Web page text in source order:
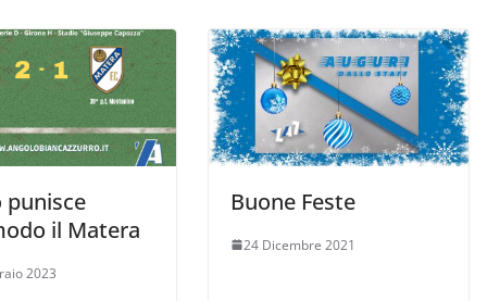
punisce
il Matera
2023
Buone Feste
24 Dicembre 2021